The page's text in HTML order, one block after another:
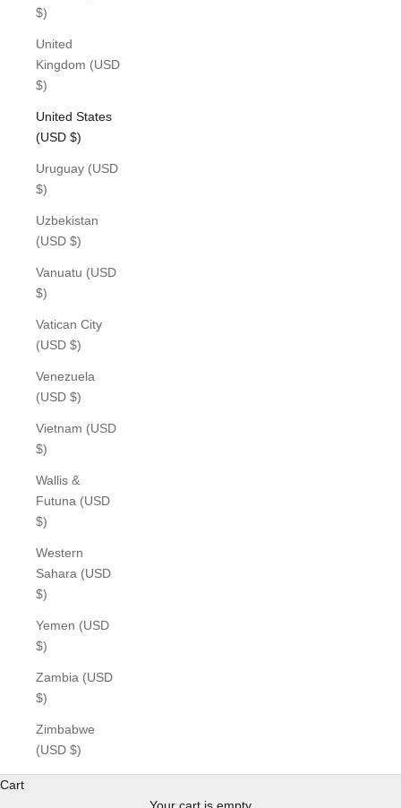
$)
United
Kingdom (USD
$)
United States
(USD $)
Uruguay (USD
$)
Uzbekistan
(USD $)
Vanuatu (USD
$)
Vatican City
(USD $)
Venezuela
(USD $)
Vietnam (USD
$)
Wallis &
Futuna (USD
$)
Western
Sahara (USD
$)
Yemen (USD
$)
Zambia (USD
$)
Zimbabwe
(USD $)
Cart
Your cart is empty